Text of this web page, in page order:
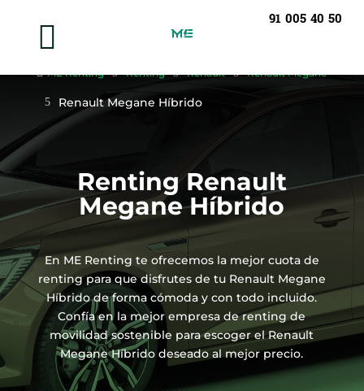

91 005 40 50
 ME Renting 5 Renting 5 Renault 5 Renault Megane
5 Renault Megane Híbrido
Renting Renault
Megane Híbrido
En ME Renting te ofrecemos la mejor cuota de
renting para que disfrutes de tu Renault Megane
Híbrido de forma cómoda y con todo incluido.
Confía en la mejor empresa de renting de
movilidad sostenible para escoger el Renault
Megane Híbrido deseado al mejor precio.